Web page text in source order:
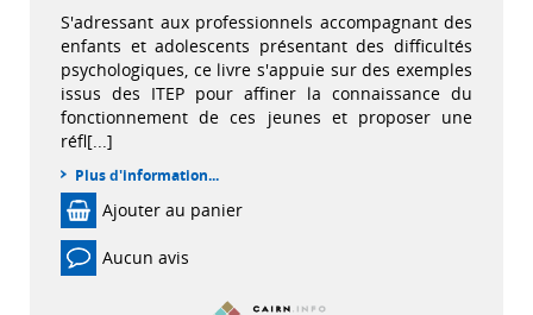
S'adressant aux professionnels accompagnant des
enfants et adolescents présentant des difficultés
psychologiques, ce livre s'appuie sur des exemples
issus des ITEP pour affiner la connaissance du
fonctionnement de ces jeunes et proposer une
réfl[...]
Plus d'information...
Ajouter au panier
Aucun avis